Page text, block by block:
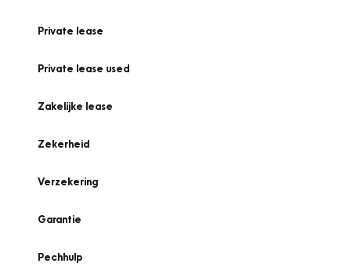
Private lease
Private lease used
Zakelijke lease
Zekerheid
Verzekering
Garantie
Pechhulp